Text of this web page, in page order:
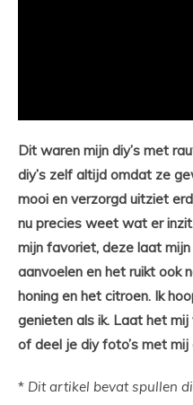
Dit waren mijn diy’s met
diy’s zelf altijd omdat ze
mooi en verzorgd uitziet
nu precies weet wat er
mijn favoriet, deze laat
aanvoelen en het ruikt ook
honing en het citroen. Ik
genieten als ik. Laat het
of deel je diy foto’s met mij
* Dit artikel bevat spullen